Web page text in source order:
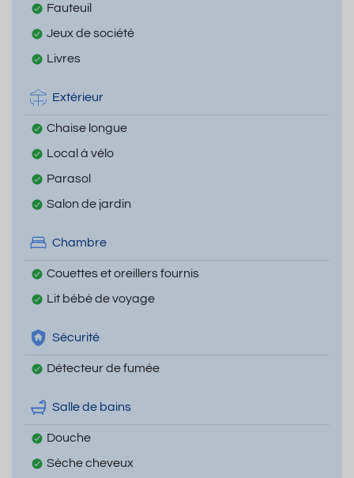
Fauteuil
Jeux de société
Livres
Extérieur
Chaise longue
Local à vélo
Parasol
Salon de jardin
Chambre
Couettes et oreillers fournis
Lit bébé de voyage
Sécurité
Détecteur de fumée
Salle de bains
Douche
Sèche cheveux